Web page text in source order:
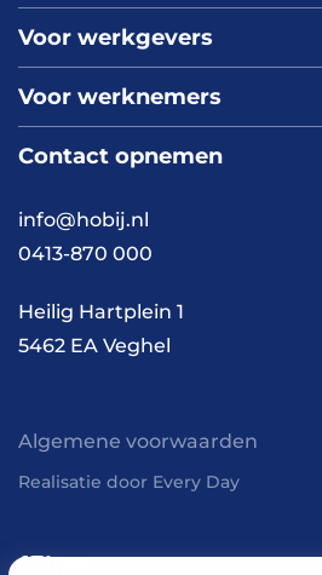
Home
Over ons
Werken bij HOBIJ
Contact
Voor werkgevers
Nieuws
Blog
Academy
Cases
Voor werknemers
Vacaturepagina
Werken en wonen
Kennis en inspiratie
Contact opnemen
info@hobij.nl
0413-870 000
Heilig Hartplein 1
5462 EA Veghel
Algemene voorwaarden
Realisatie door Every Day